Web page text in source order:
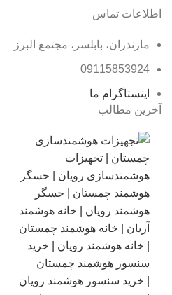
اطلاعات تماس
مازندران، بابلسر، مجتمع البرز
09115853924
اینستاگرام ما
آخرین مطالب